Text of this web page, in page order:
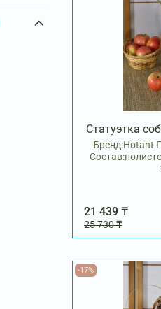
Статуэтка
Бренд:Hotant
21 439 ₸
25 730 ₸
-17%